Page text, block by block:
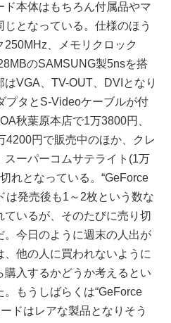
本体はもちろん付属品やマ
となっている。仕様のほう
250MHz、メモリクロック
のSAMSUNG製5nsを搭
VGA、TV-OUT、DVIとなり
プタとS-Videoケーブルが付
秋葉原本店で1万3800円、
4200円で販売中のほか、クレ
ーパーコムサテライト(1万
れとなっている。“GeForce
は発売後も1～2枚という数な
いるが、そのたびに売り切
。今日のように週末の人出が
他の人に買われないように
購入するかどうか考えるとい
もうしばらくは“GeForce
ドはレアな製品となりそう